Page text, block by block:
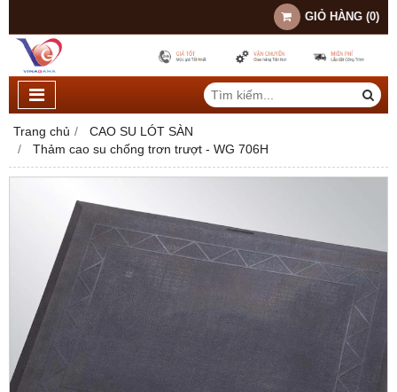
GIỎ HÀNG (0)
Trang chủ
CAO SU LÓT SÀN
Thảm cao su chống trơn trượt - WG 706H